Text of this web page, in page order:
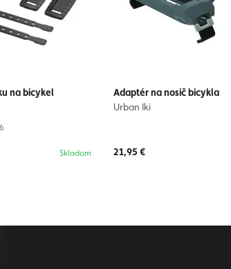
na bicykel
Skladom
Adaptér na nosič bicykla
Urban Iki
21,95 €